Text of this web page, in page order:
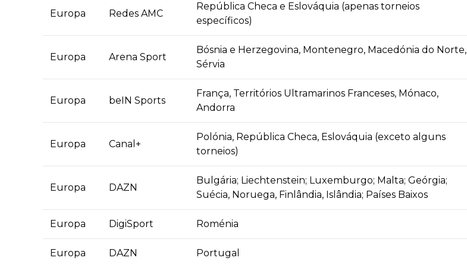
Europa Redes AMC
República Checa e Eslováquia (apenas torneios
específicos)
Europa Arena Sport
Bósnia e Herzegovina, Montenegro, Macedónia do Norte,
Sérvia
Europa beIN Sports
França, Territórios Ultramarinos Franceses, Mónaco,
Andorra
Europa Canal+
Polónia, República Checa, Eslováquia (exceto alguns
torneios)
Europa DAZN
Bulgária; Liechtenstein; Luxemburgo; Malta; Geórgia;
Suécia, Noruega, Finlândia, Islândia; Países Baixos
Europa DigiSport Roménia
Europa DAZN Portugal